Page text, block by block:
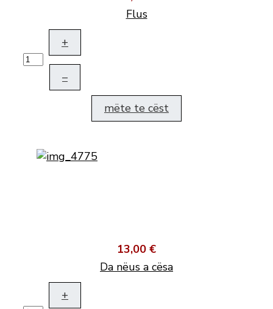
Flus
+
–
mëte te cëst
13,00 €
Da nëus a cësa
+